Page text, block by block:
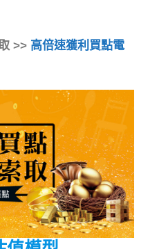
>> 高倍速獲利買點電